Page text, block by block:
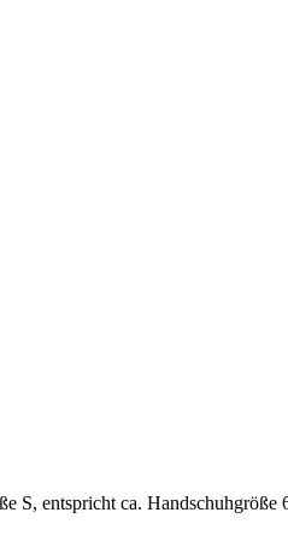
S, entspricht ca. Handschuhgröße